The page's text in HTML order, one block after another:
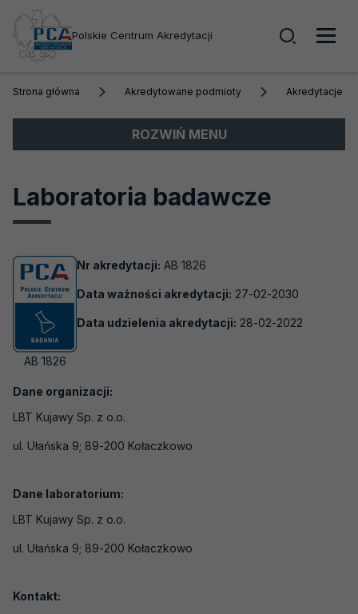
Polskie Centrum Akredytacji
Strona główna Akredytowane podmioty Akredytacje
ROZWIŃ MENU
Obszary akredytacji
Akredytacje aktywne
Biobanki
Laboratoria badawcze
Laboratoria medyczne
Laboratoria wzorcujące
Jednostki certyfikujące osoby
Jednostki certyfikujące systemy
Jednostki certyfikujące wyroby, procesy i
usługi
Jednostki inspekcyjne
Laboratoria badawcze
AB 1826
Nr akredytacji: AB 1826
Data ważności akredytacji: 27-02-2030
Data udzielenia akredytacji: 28-02-2022
Dane organizacji:
LBT Kujawy Sp. z o.o.
ul. Ułańska 9; 89-200 Kołaczkowo
Dane laboratorium:
LBT Kujawy Sp. z o.o.
ul. Ułańska 9; 89-200 Kołaczkowo
Kontakt: